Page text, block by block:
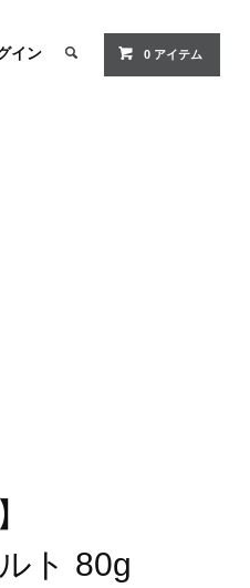
イン 0 アイテム
ト 80g